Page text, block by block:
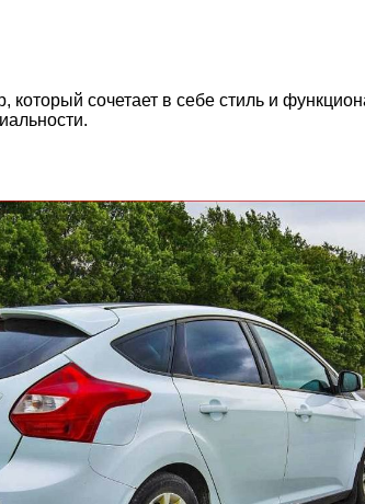
сочетает в себе стиль и